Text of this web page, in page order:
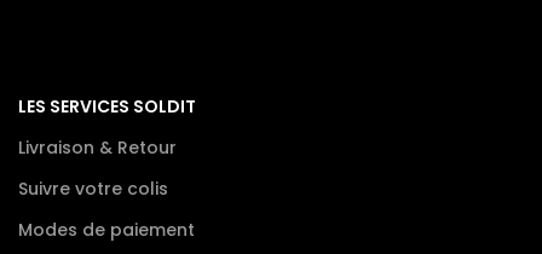
LES SERVICES SOLDIT
Livraison & Retour
Suivre votre colis
Modes de paiement